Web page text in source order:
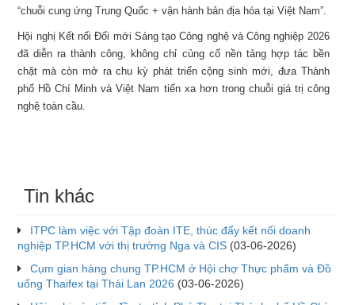
“chuỗi cung ứng Trung Quốc + vận hành bản địa hóa tại Việt Nam”.
Hội nghị Kết nối Đổi mới Sáng tạo Công nghệ và Công nghiệp 2026
đã diễn ra thành công, không chỉ củng cố nền tảng hợp tác bền
chặt mà còn mở ra chu kỳ phát triển cộng sinh mới, đưa Thành
phố Hồ Chí Minh và Việt Nam tiến xa hơn trong chuỗi giá trị công
nghệ toàn cầu.
Tin khác
ITPC làm việc với Tập đoàn ITE, thúc đẩy kết nối doanh
nghiệp TP.HCM với thị trường Nga và CIS (03-06-2026)
Cụm gian hàng chung TP.HCM ở Hội chợ Thực phẩm và Đồ
uống Thaifex tại Thái Lan 2026 (03-06-2026)